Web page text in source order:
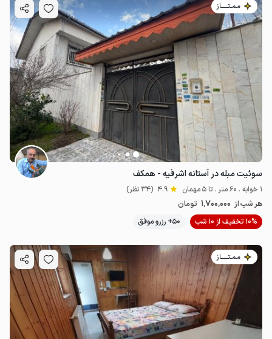
مـمـتــــــاز
سوئیت مبله در آستانه اشرفیه - همکف
1 خوابه . 60 متر . تا 5 مهمان 4.9 (34 نظر)
هر شب از 1٬700٬000 تومان
10% تخفیف از 10 شب
50+ رزرو موفق
مـمـتــــــاز